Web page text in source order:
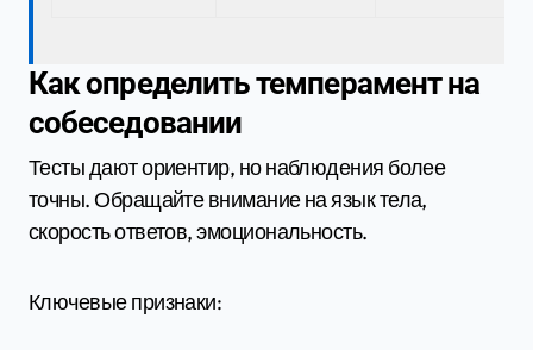
Как определить темперамент на
собеседовании
Тесты дают ориентир, но наблюдения более
точны. Обращайте внимание на язык тела,
скорость ответов, эмоциональность.
Ключевые признаки: